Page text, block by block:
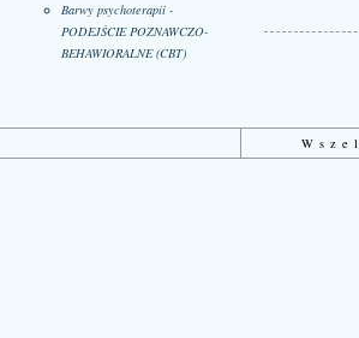
Barwy psychoterapii -
PODEJŚCIE POZNAWCZO-
BEHAWIORALNE (CBT)